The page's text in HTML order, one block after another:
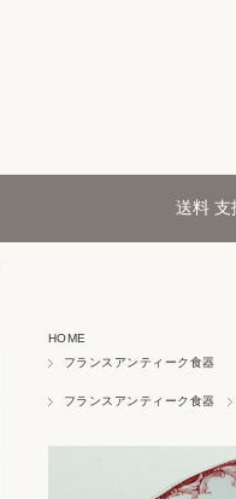
送料 支
HOME
フランスアンティーク食器
フランスアンティーク食器